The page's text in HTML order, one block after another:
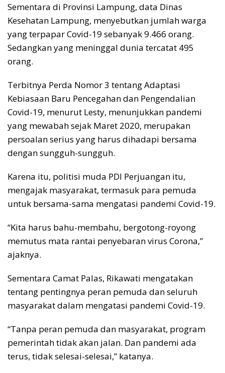
Sementara di Provinsi Lampung, data Dinas
Kesehatan Lampung, menyebutkan jumlah warga
yang terpapar Covid-19 sebanyak 9.466 orang.
Sedangkan yang meninggal dunia tercatat 495
orang.
Terbitnya Perda Nomor 3 tentang Adaptasi
Kebiasaan Baru Pencegahan dan Pengendalian
Covid-19, menurut Lesty, menunjukkan pandemi
yang mewabah sejak Maret 2020, merupakan
persoalan serius yang harus dihadapi bersama
dengan sungguh-sungguh.
Karena itu, politisi muda PDI Perjuangan itu,
mengajak masyarakat, termasuk para pemuda
untuk bersama-sama mengatasi pandemi Covid-19.
“Kita harus bahu-membahu, bergotong-royong
memutus mata rantai penyebaran virus Corona,”
ajaknya.
Sementara Camat Palas, Rikawati mengatakan
tentang pentingnya peran pemuda dan seluruh
masyarakat dalam mengatasi pandemi Covid-19.
“Tanpa peran pemuda dan masyarakat, program
pemerintah tidak akan jalan. Dan pandemi ada
terus, tidak selesai-selesai,” katanya.